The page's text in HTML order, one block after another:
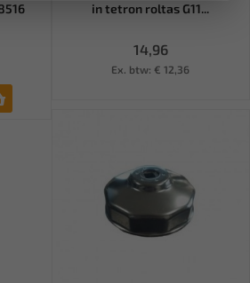
in tetron roltas G11...
14,96
Ex. btw: € 12,36